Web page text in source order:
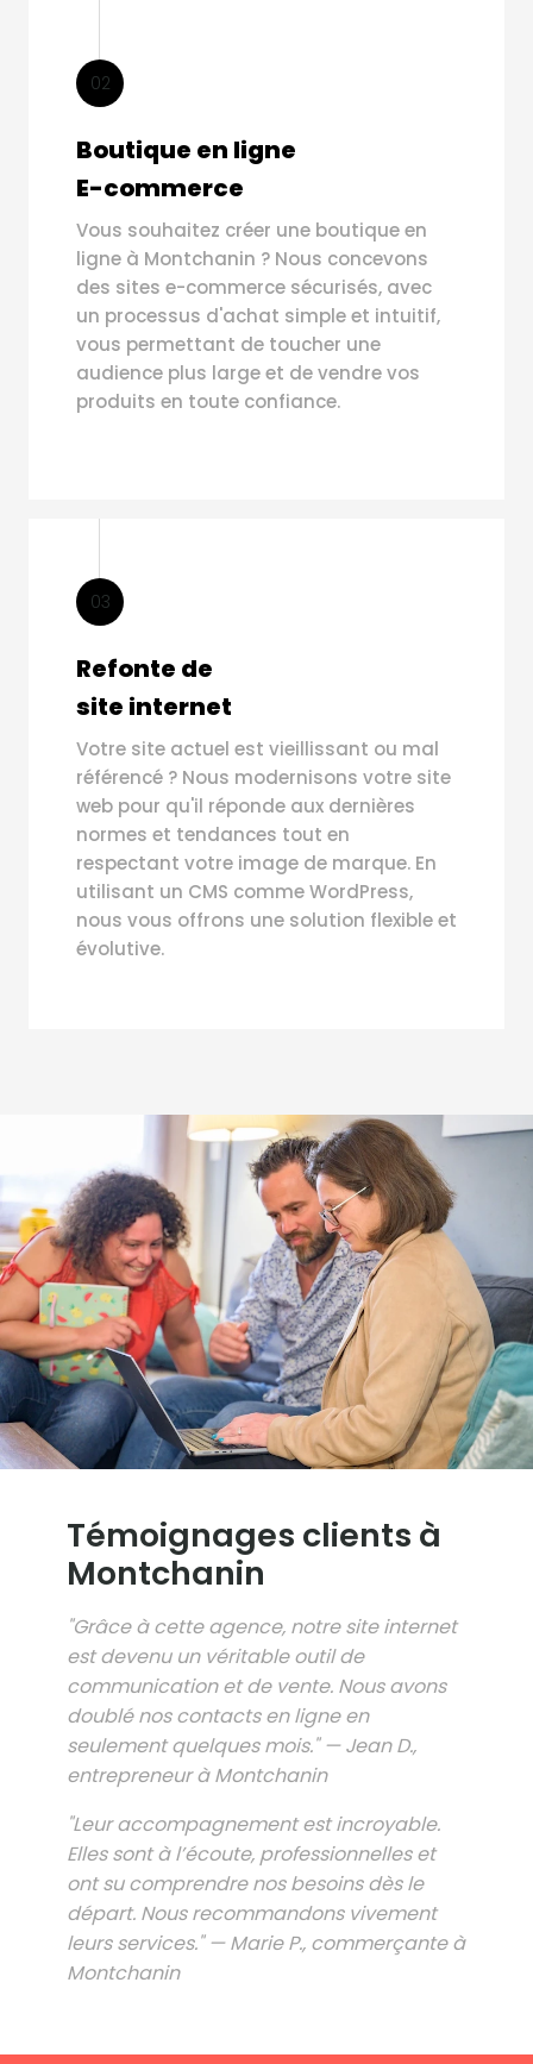
02
Boutique en ligne
E-commerce
Vous souhaitez créer une boutique en
ligne à Montchanin ? Nous concevons
des sites e-commerce sécurisés, avec
un processus d'achat simple et intuitif,
vous permettant de toucher une
audience plus large et de vendre vos
produits en toute confiance.
03
Refonte de
site internet
Votre site actuel est vieillissant ou mal
référencé ? Nous modernisons votre site
web pour qu'il réponde aux dernières
normes et tendances tout en
respectant votre image de marque. En
utilisant un CMS comme WordPress,
nous vous offrons une solution flexible et
évolutive.
Témoignages clients à
Montchanin
"Grâce à cette agence, notre site internet
est devenu un véritable outil de
communication et de vente. Nous avons
doublé nos contacts en ligne en
seulement quelques mois." — Jean D.,
entrepreneur à Montchanin
"Leur accompagnement est incroyable.
Elles sont à l’écoute, professionnelles et
ont su comprendre nos besoins dès le
départ. Nous recommandons vivement
leurs services." — Marie P., commerçante à
Montchanin